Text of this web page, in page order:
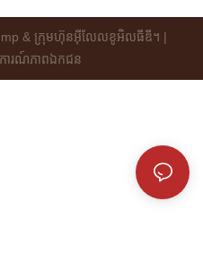
Imp & ក្រុមហ៊ុនអ៊ីលែលខូអិលធីឌី។ |
ារណ៍​ភាព​ឯកជន